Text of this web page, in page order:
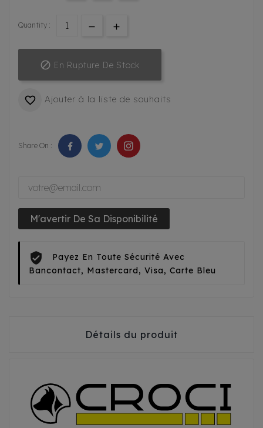
Quantity :
 En Rupture De Stock
 Ajouter à la liste de souhaits
Share On :
M'avertir De Sa Disponibilité
Payez En Toute Sécurité Avec
Bancontact, Mastercard, Visa, Carte Bleu
Détails du produit